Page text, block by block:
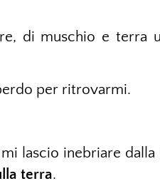
di muschio e terra
per ritrovarmi.
lascio inebriare
terra.